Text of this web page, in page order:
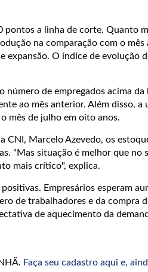
a linha de corte. Quanto
na comparação com o mês
expansão. O índice de evolução
número de empregados acima
ao mês anterior. Além disso, a
mês de julho em oito anos.
CNI, Marcelo Azevedo, os
"Mas situação é melhor que no
mais crítico", explica.
Empresários esperam
de trabalhadores e da compra
de aquecimento da
Faça seu cadastro aqui e,